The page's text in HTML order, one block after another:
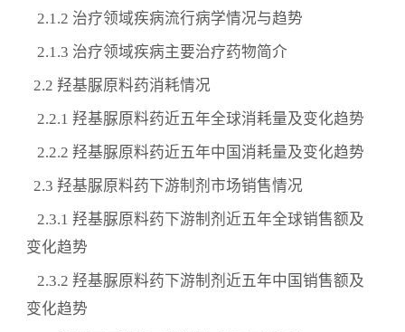
2.1.2 治疗领域疾病流行病学情况与趋势
2.1.3 治疗领域疾病主要治疗药物简介
2.2 羟基脲原料药消耗情况
2.2.1 羟基脲原料药近五年全球消耗量及变化趋势
2.2.2 羟基脲原料药近五年中国消耗量及变化趋势
2.3 羟基脲原料药下游制剂市场销售情况
2.3.1 羟基脲原料药下游制剂近五年全球销售额及
变化趋势
2.3.2 羟基脲原料药下游制剂近五年中国销售额及
变化趋势